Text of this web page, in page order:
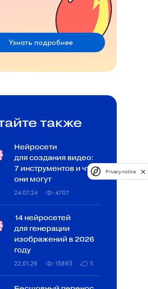
Узнать подробнее
также
Нейросети
для создания видео:
7 инструментов и что
они могут
24.07.24 4707
14 нейросетей
для генерации
изображений в 2026
году
22.01.26 15893 5
Privacy notice